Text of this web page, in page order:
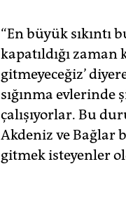
“En büyük sıkıntı
kapatıldığı zaman
gitmeyeceğiz’
sığınma evlerinde
çalışıyorlar. Bu
Akdeniz ve Bağlar
gitmek isteyenler